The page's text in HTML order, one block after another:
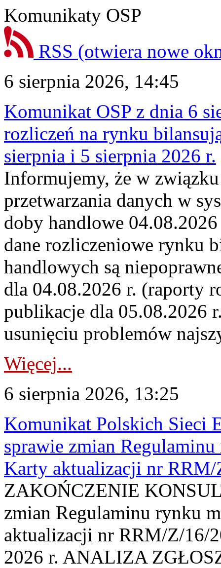
Komunikaty OSP
RSS (otwiera nowe
6 sierpnia 2026, 14:45
Komunikat OSP z dnia 6
rozliczeń na rynku
sierpnia i 5 sierpnia 2026 r.
Informujemy, że w
przetwarzania danych w
doby handlowe
dane rozliczeniowe rynku
handlowych są
dla 04.08.2026 r. (raporty
publikacje dla 05.08.2026
usunięciu problemów
Więcej...
6 sierpnia 2026, 13:25
Komunikat Polskich Sieci
sprawie zmian
Karty aktualizacji nr
ZAKOŃCZENIE
zmian Regulaminu rynku
aktualizacji nr RRM/Z/16/
2026 r. ANALIZA